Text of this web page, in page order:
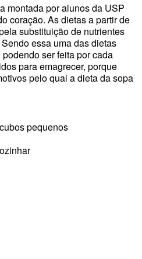
montada por alunos da USP
coração. As dietas a partir de
substituição de nutrientes
essa uma das dietas
ser feita por cada
para emagrecer, porque
pelo qual a dieta da sopa
pequenos